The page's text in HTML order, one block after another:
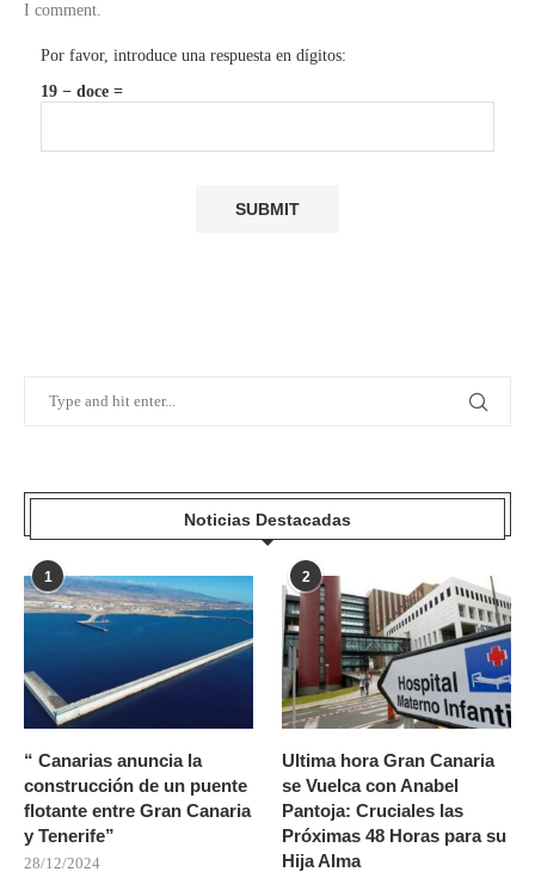
I comment.
Por favor, introduce una respuesta en dígitos:
19 − doce =
Noticias Destacadas
1
“ Canarias anuncia la
construcción de un puente
flotante entre Gran Canaria
y Tenerife”
28/12/2024
2
Ultima hora Gran Canaria
se Vuelca con Anabel
Pantoja: Cruciales las
Próximas 48 Horas para su
Hija Alma